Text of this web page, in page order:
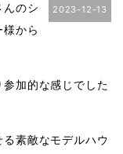
2023-12-13
んのシ
から
加的な感じでした
素敵なモデルハウ